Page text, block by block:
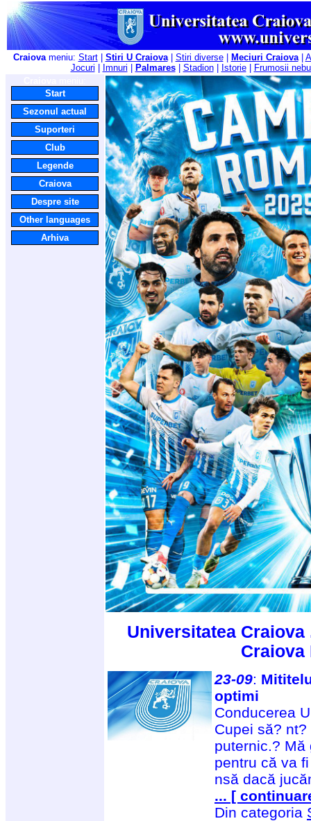
Craiovameniu: Start| Stiri U Craiova| Stiri diverse| Meciuri Craiova|
Jocuri
Imnuri Palmares| Stadion| Istorie|
Frumosii
Start
Sezonul actual
Suporteri
Club
Legende
Craiova
Despre site
Other languages
Arhiva
Universitatea
Craiova
23-09:
optimi
Conducerea
Cupei să?
puternic.? Mă
pentru că va
nsă dacă
... [
Din categoria